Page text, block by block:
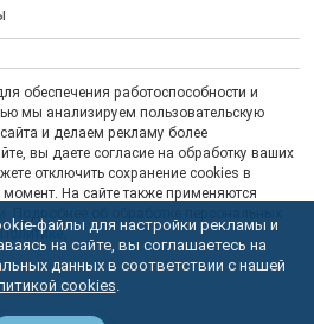
обеспечения работоспособности и
мы анализируем пользовательскую
и делаем рекламу более
вы даете согласие на обработку ваших
отключить сохранение cookies в
На сайте также применяются
Политике.
файлы для настройки рекламы и
на сайте, вы соглашаетесь на
данных в соответствии с нашей
cookies.